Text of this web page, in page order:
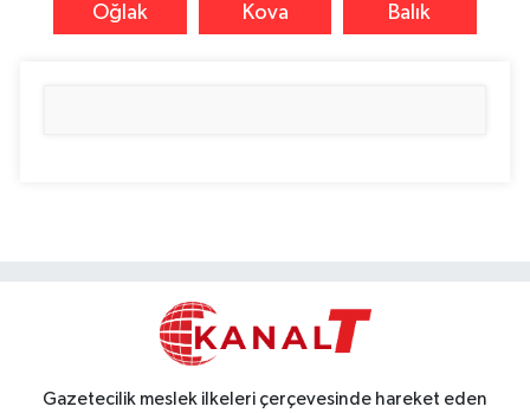
Oğlak Kova Balık
Gazetecilik meslek ilkeleri çerçevesinde hareket eden